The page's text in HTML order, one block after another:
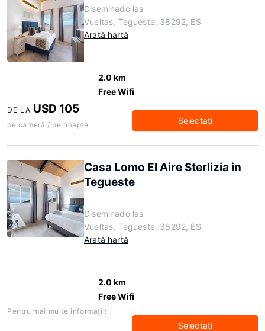
Diseminado las
Vueltas, Tegueste, 38292, ES
Arată hartă
2.0 km
Free Wifi
DE LA USD 105
pe cameră / pe noapte Selectaţi
Casa Lomo El Aire Sterlizia in
Tegueste
Diseminado las
Vueltas, Tegueste, 38292, ES
Arată hartă
2.0 km
Free Wifi
Pentru mai multe informaţii:
Selectaţi